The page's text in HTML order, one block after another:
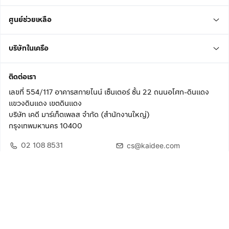
ศูนย์ช่วยเหลือ
บริษัทในเครือ
ติดต่อเรา
เลขที่ 554/117 อาคารสกายไนน์ เซ็นเตอร์ ชั้น 22 ถนนอโศก-ดินแดง
แขวงดินแดง เขตดินแดง
บริษัท เคดี มาร์เก็ตเพลส จำกัด (สำนักงานใหญ่)
กรุงเทพมหานคร 10400
02 108 8531
cs@kaidee.com